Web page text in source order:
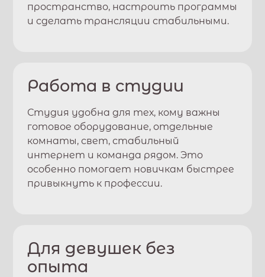
пространство, настроить программы
и сделать трансляции стабильными.
Работа в студии
Студия удобна для тех, кому важны
готовое оборудование, отдельные
комнаты, свет, стабильный
интернет и команда рядом. Это
особенно помогает новичкам быстрее
привыкнуть к профессии.
Для девушек без
опыта